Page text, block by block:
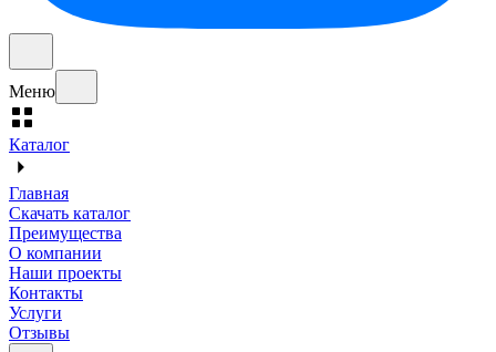
Меню
Каталог
Главная
Скачать каталог
Преимущества
О компании
Наши проекты
Контакты
Услуги
Отзывы